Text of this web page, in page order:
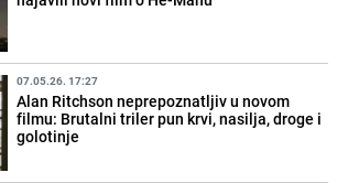
07.05.26. 17:27
Alan Ritchson neprepoznatljiv u novom
filmu: Brutalni triler pun krvi, nasilja, droge i
golotinje